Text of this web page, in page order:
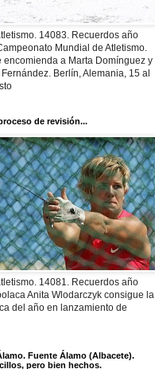
14083. Recuerdos año
Mundial de Atletismo.
encomienda a Marta Domínguez y
Berlín, Alemania, 15 al
de revisión...
14081. Recuerdos año
Anita Wlodarczyk consigue la
del año en lanzamiento de
Fuente Álamo (Albacete).
pero bien hechos.